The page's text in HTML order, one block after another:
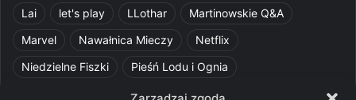
Lai
let's play LLothar
Martinowskie Q&A
Marvel
Nawałnica Mieczy
Netflix
Niedzielne Fiszki
Pieśń Lodu i Ognia
Pquelim
Pytania do maesterów